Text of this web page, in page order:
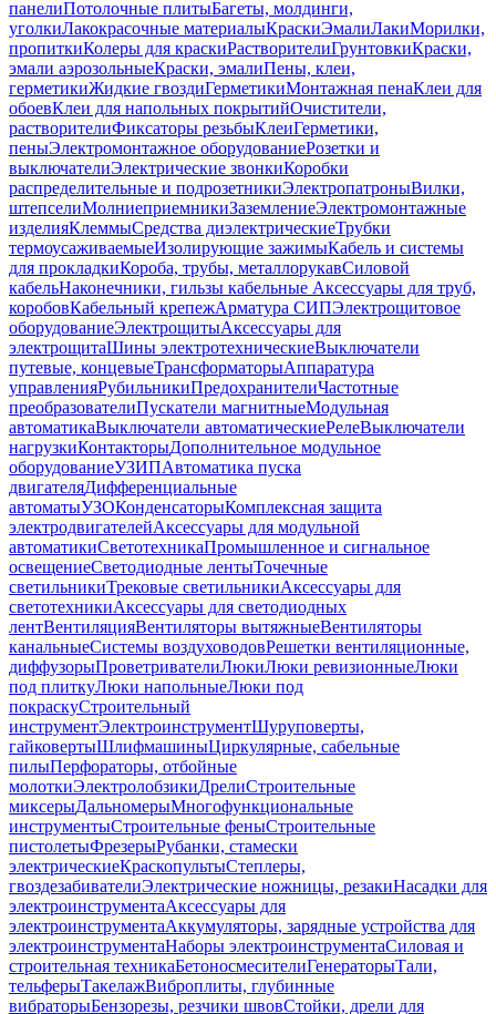
панелиПотолочные плитыБагеты, молдинги,
уголкиЛакокрасочные материалыКраскиЭмалиЛакиМорилки,
пропиткиКолеры для краскиРастворителиГрунтовкиКраски,
эмали аэрозольныеКраски, эмалиПены, клеи,
герметикиЖидкие гвоздиГерметикиМонтажная пенаКлеи для
обоевКлеи для напольных покрытийОчистители,
растворителиФиксаторы резьбыКлеиГерметики,
пеныЭлектромонтажное оборудованиеРозетки и
выключателиЭлектрические звонкиКоробки
распределительные и подрозетникиЭлектропатроныВилки,
штепселиМолниеприемникиЗаземлениеЭлектромонтажные
изделияКлеммыСредства диэлектрическиеТрубки
термоусаживаемыеИзолирующие зажимыКабель и системы
для прокладкиКороба, трубы, металлорукавСиловой
кабельНаконечники, гильзы кабельные Аксессуары для труб,
коробовКабельный крепежАрматура СИПЭлектрощитовое
оборудованиеЭлектрощитыАксессуары для
электрощитаШины электротехническиеВыключатели
путевые, концевыеТрансформаторыАппаратура
управленияРубильникиПредохранителиЧастотные
преобразователиПускатели магнитныеМодульная
автоматикаВыключатели автоматическиеРелеВыключатели
нагрузкиКонтакторыДополнительное модульное
оборудованиеУЗИПАвтоматика пуска
двигателяДифференциальные
автоматыУЗОКонденсаторыКомплексная защита
электродвигателейАксессуары для модульной
автоматикиСветотехникаПромышленное и сигнальное
освещениеСветодиодные лентыТочечные
светильникиТрековые светильникиАксессуары для
светотехникиАксессуары для светодиодных
лентВентиляцияВентиляторы вытяжныеВентиляторы
канальныеСистемы воздуховодовРешетки вентиляционные,
диффузорыПроветривателиЛюкиЛюки ревизионныеЛюки
под плиткуЛюки напольныеЛюки под
покраскуСтроительный
инструментЭлектроинструментШуруповерты,
гайковертыШлифмашиныЦиркулярные, сабельные
пилыПерфораторы, отбойные
молоткиЭлектролобзикиДрелиСтроительные
миксерыДальномерыМногофункциональные
инструментыСтроительные феныСтроительные
пистолетыФрезерыРубанки, стамески
электрическиеКраскопультыСтеплеры,
гвоздезабивателиЭлектрические ножницы, резакиНасадки для
электроинструментаАксессуары для
электроинструментаАккумуляторы, зарядные устройства для
электроинструментаНаборы электроинструментаСиловая и
строительная техникаБетоносмесителиГенераторыТали,
тельферыТакелажВиброплиты, глубинные
вибраторыБензорезы, резчики швовСтойки, дрели для